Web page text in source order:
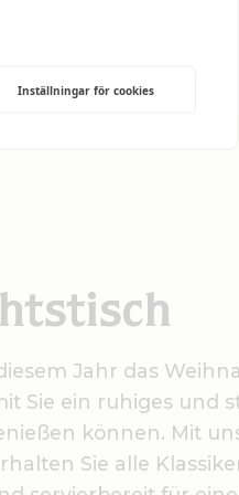
Inställningar för cookies
Jahr das
Sie ein ruhiges und
können. Mit
Sie alle